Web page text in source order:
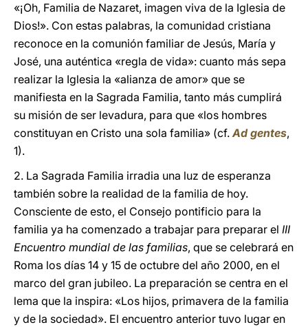
«¡Oh, Familia de Nazaret, imagen viva de la Iglesia de
Dios!». Con estas palabras, la comunidad cristiana
reconoce en la comunión familiar de Jesús, María y
José, una auténtica «regla de vida»: cuanto más sepa
realizar la Iglesia la «alianza de amor» que se
manifiesta en la Sagrada Familia, tanto más cumplirá
su misión de ser levadura, para que «los hombres
constituyan en Cristo una sola familia» (cf.Ad gentes,
1).
2. La Sagrada Familia irradia una luz de esperanza
también sobre la realidad de la familia de hoy.
Consciente de esto, el Consejo pontificio para la
familia ya ha comenzado a trabajar para preparar el III
Encuentro mundial de las familias, que se celebrará en
Roma los días 14 y 15 de octubre del año 2000, en el
marco del gran jubileo. La preparación se centra en el
lema que la inspira: «Los hijos, primavera de la familia
y de la sociedad». El encuentro anterior tuvo lugar en